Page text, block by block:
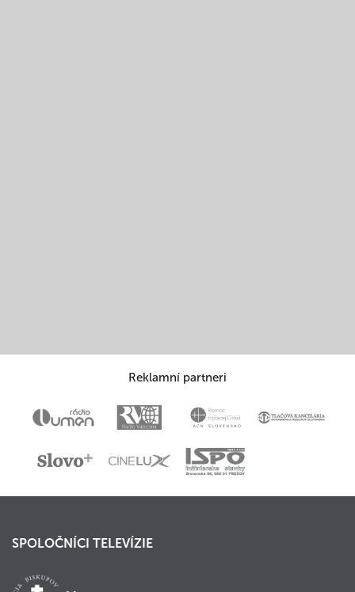
Reklamní partneri
SPOLOČNÍCI TELEVÍZIE